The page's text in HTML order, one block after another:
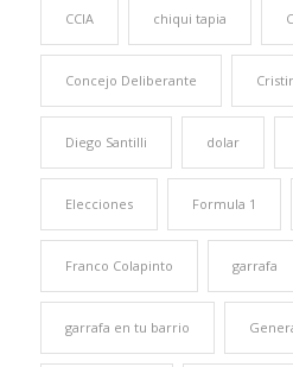
CCIA chiqui tapia
Concejo Deliberante
Diego Santilli dolar
Elecciones Formula 1
Franco Colapinto garrafa
garrafa en tu barrio